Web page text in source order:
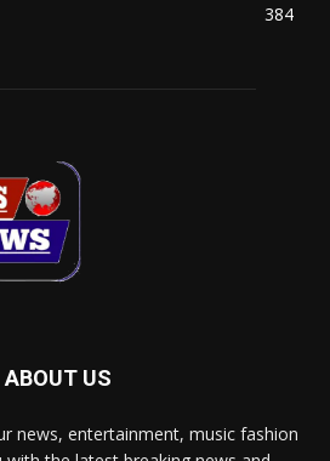
384
ABOUT US
news, entertainment, music fashion